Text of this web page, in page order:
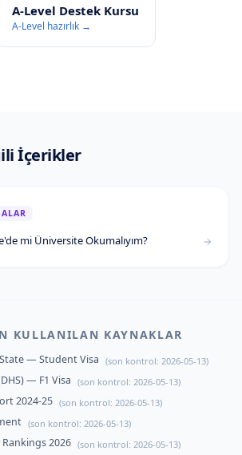
A-Level Destek Kursu
A-Level hazırlık →
İçerikler
mi Üniversite Okumalıyım?
KULLANILAN KAYNAKLAR
— Student Visa (son kontrol: 2026-05-13)
— F1 Visa (son kontrol: 2026-05-13)
2024-25 (son kontrol: 2026-05-13)
(son kontrol: 2026-05-13)
2026 (son kontrol: 2026-05-13)